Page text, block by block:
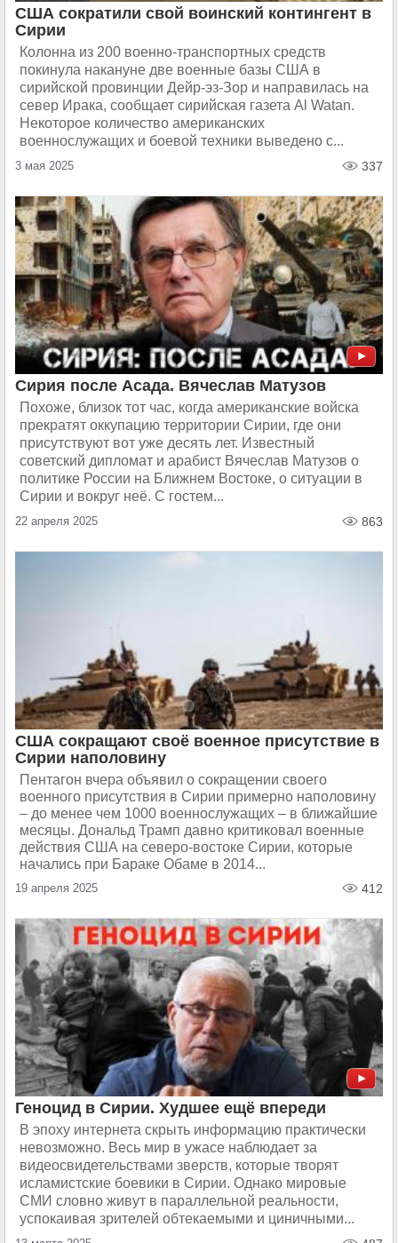
США сократили свой воинский контингент в
Сирии
Колонна из 200 военно-транспортных средств
покинула накануне две военные базы США в
сирийской провинции Дейр-эз-Зор и направилась на
север Ирака, сообщает сирийская газета Al Watan.
Некоторое количество американских
военнослужащих и боевой техники выведено с...
3 мая 2025 337
Сирия после Асада. Вячеслав Матузов
Похоже, близок тот час, когда американские войска
прекратят оккупацию территории Сирии, где они
присутствуют вот уже десять лет. Известный
советский дипломат и арабист Вячеслав Матузов о
политике России на Ближнем Востоке, о ситуации в
Сирии и вокруг неё. С гостем...
22 апреля 2025 863
США сокращают своё военное присутствие в
Сирии наполовину
Пентагон вчера объявил о сокращении своего
военного присутствия в Сирии примерно наполовину
– до менее чем 1000 военнослужащих – в ближайшие
месяцы. Дональд Трамп давно критиковал военные
действия США на северо-востоке Сирии, которые
начались при Бараке Обаме в 2014...
19 апреля 2025 412
Геноцид в Сирии. Худшее ещё впереди
В эпоху интернета скрыть информацию практически
невозможно. Весь мир в ужасе наблюдает за
видеосвидетельствами зверств, которые творят
исламистские боевики в Сирии. Однако мировые
СМИ словно живут в параллельной реальности,
успокаивая зрителей обтекаемыми и циничными...